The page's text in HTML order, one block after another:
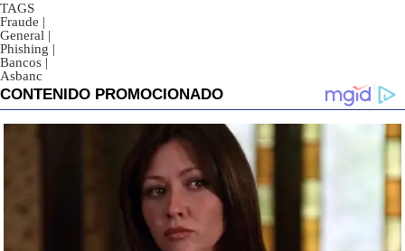
TAGS
Fraude |
General |
Phishing |
Bancos |
Asbanc